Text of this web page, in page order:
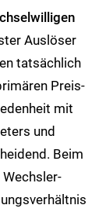
Auslöser
tatsächlich
Preis-
mit
und
Beim